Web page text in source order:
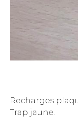
Recharges
Trap jaune.